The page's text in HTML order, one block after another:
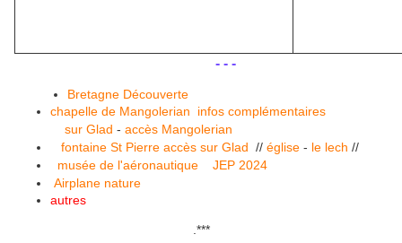
- - -
Bretagne Découverte
chapelle de Mangolerian
infos complémentaires
sur Glad - accès Mangolerian
fontaine St Pierre accès sur Glad // église - le lech //
musée de l'aéronautique
JEP 2024
Airplane nature
autres
***